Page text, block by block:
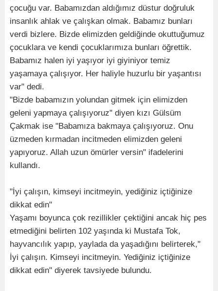
çocuğu var. Babamızdan aldığımız düstur doğruluk
insanlık ahlak ve çalışkan olmak. Babamız bunları
verdi bizlere. Bizde elimizden geldiğinde okuttuğumuz
çocuklara ve kendi çocuklarımıza bunları öğrettik.
Babamız halen iyi yaşıyor iyi giyiniyor temiz
yaşamaya çalışıyor. Her haliyle huzurlu bir yaşantısı
var" dedi.
"Bizde babamızın yolundan gitmek için elimizden
geleni yapmaya çalışıyoruz" diyen kızı Gülsüm
Çakmak ise "Babamıza bakmaya çalışıyoruz. Onu
üzmeden kırmadan incitmeden elimizden geleni
yapıyoruz. Allah uzun ömürler versin" ifadelerini
kullandı.
"İyi çalışın, kimseyi incitmeyin, yediğiniz içtiğinize
dikkat edin"
Yaşamı boyunca çok rezillikler çektiğini ancak hiç pes
etmediğini belirten 102 yaşında ki Mustafa Tok,
hayvancılık yapıp, yaylada da yaşadığını belirterek,"
İyi çalışın. Kimseyi incitmeyin. Yediğiniz içtiğinize
dikkat edin" diyerek tavsiyede bulundu.